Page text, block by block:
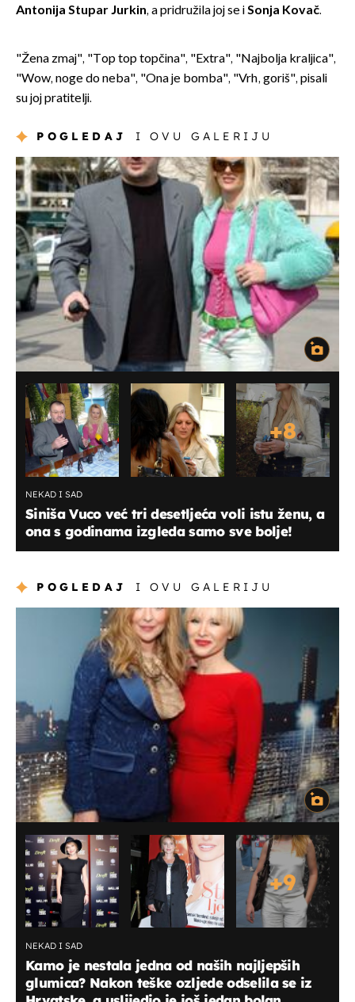
Antonija Stupar Jurkin, a pridružila joj se iSonja Kovač.
"Žena zmaj", "Top top topčina", "Extra", "Najbolja kraljica",
"Wow, noge do neba", "Ona je bomba", "Vrh, goriš", pisali
su joj pratitelji.
POGLEDAJ I OVU GALERIJU
+8
NEKAD I SAD
Siniša Vuco već tri desetljeća voli istu ženu, a
ona s godinama izgleda samo sve bolje!
POGLEDAJ I OVU GALERIJU
+9
NEKAD I SAD
Kamo je nestala jedna od naših najljepših
glumica? Nakon teške ozljede odselila se iz